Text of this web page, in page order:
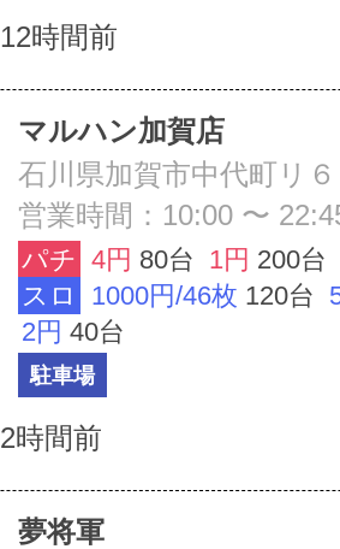
12時間前
マルハン加賀店
石川県加賀市中代町リ
営業時間：10:00 〜
パチ 4円 80台 1円 200台
スロ
1000円/46枚 120台
2円 40台
駐車場
2時間前
夢将軍